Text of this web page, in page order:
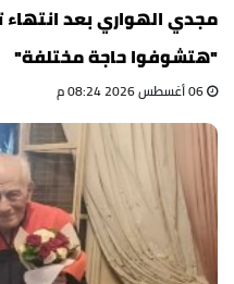
مجدي الهواري بعد
"هتشوفوا حاجة مختلفة"